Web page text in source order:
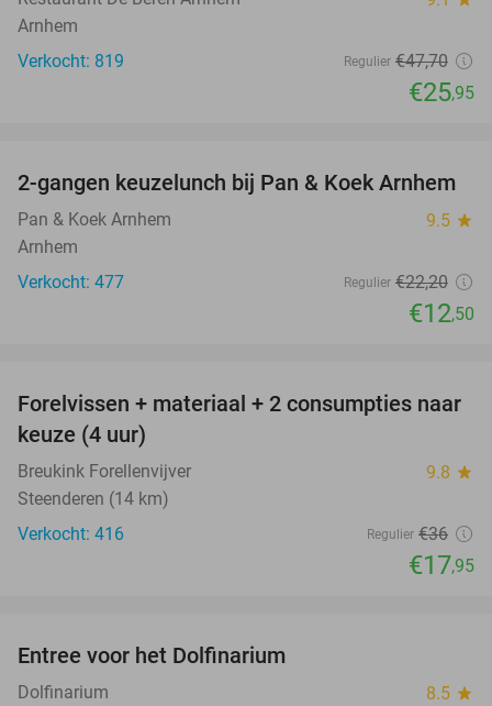
Arnhem
Verkocht: 819
Regulier €47,70
€25,95
44%
2-gangen keuzelunch bij Pan & Koek Arnhem
Pan & Koek Arnhem 9.5 star
Arnhem
Verkocht: 477
Regulier €22,20
€12,50
50%
Forelvissen + materiaal + 2 consumpties naar
keuze (4 uur)
Breukink Forellenvijver 9.8 star
Steenderen (14 km)
Verkocht: 416
Regulier €36
€17,95
Entree voor het Dolfinarium
Dolfinarium 8.5 star